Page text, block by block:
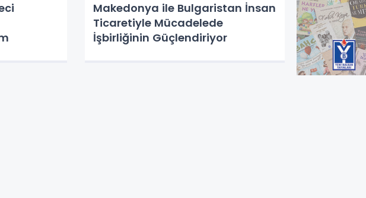
Makedonya ile Bulgaristan İnsan
Ticaretiyle Mücadelede
İşbirliğinin Güçlendiriyor